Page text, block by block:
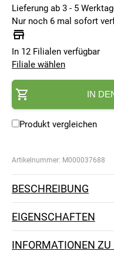
Lieferung ab 3 - 5
Nur noch 6 mal sofort
In 12 Filialen verfügbar
Filiale wählen
IN
Produkt vergleichen
Artikelnummer: M000037688
BESCHREIBUNG
EIGENSCHAFTEN
INFORMATIONEN ZU